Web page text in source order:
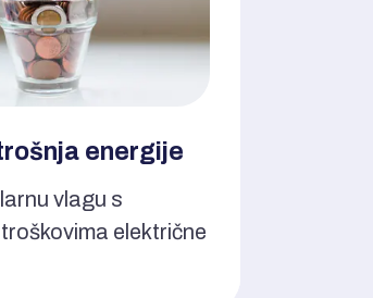
energije
vlagu s
električne